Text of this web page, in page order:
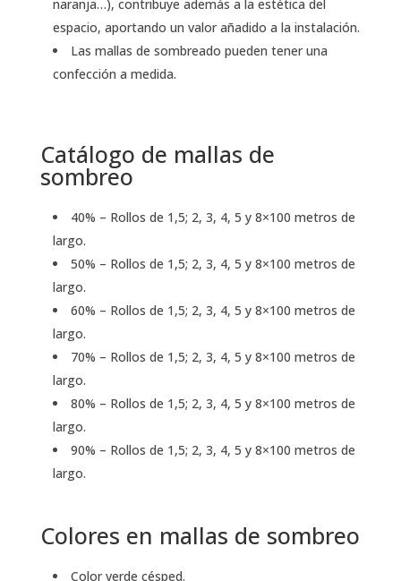
naranja…), contribuye además a la estética del
espacio, aportando un valor añadido a la instalación.
Las mallas de sombreado pueden tener una
confección a medida.
Catálogo de mallas de
sombreo
40% – Rollos de 1,5; 2, 3, 4, 5 y 8×100 metros de
largo.
50% – Rollos de 1,5; 2, 3, 4, 5 y 8×100 metros de
largo.
60% – Rollos de 1,5; 2, 3, 4, 5 y 8×100 metros de
largo.
70% – Rollos de 1,5; 2, 3, 4, 5 y 8×100 metros de
largo.
80% – Rollos de 1,5; 2, 3, 4, 5 y 8×100 metros de
largo.
90% – Rollos de 1,5; 2, 3, 4, 5 y 8×100 metros de
largo.
Colores en mallas de sombreo
Color verde césped.